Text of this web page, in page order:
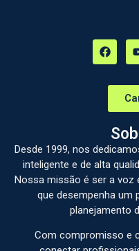
Desde 1999, nos
inteligente e de alta
Nossa missão é ser a voz
que desempenha um
planejamento
Com compromisso e